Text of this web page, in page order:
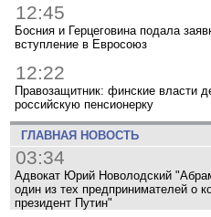
12:45
Босния и Герцеговина подала
вступление в Евросоюз
12:22
Правозащитник: финские власти
российскую пенсионерку
ГЛАВНАЯ НОВОСТЬ
03:34
Адвокат Юрий Новолодский
один из тех предпринимателей о
президент Путин"